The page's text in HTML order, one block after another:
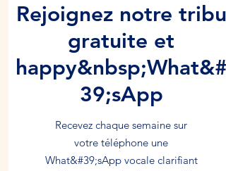
Rejoignez notre tribu
gratuite et
happy&nbsp;What&#
39;sApp
Recevez chaque semaine sur
votre téléphone une
What&#39;sApp vocale clarifiant